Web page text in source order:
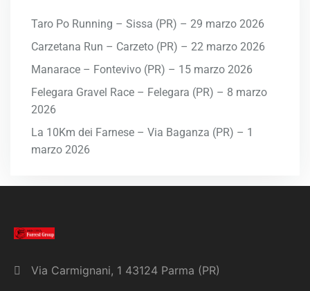
Taro Po Running – Sissa (PR) – 29 marzo 2026
Carzetana Run – Carzeto (PR) – 22 marzo 2026
Manarace – Fontevivo (PR) – 15 marzo 2026
Felegara Gravel Race – Felegara (PR) – 8 marzo
2026
La 10Km dei Farnese – Via Baganza (PR) – 1
marzo 2026
Via Carmignani, 1 43124 Parma (PR)